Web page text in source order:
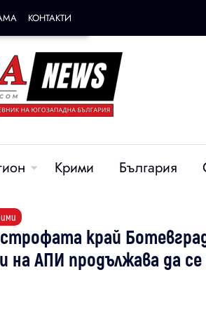
КОНТАКТИ
Крими България
край
на АПИ продължава да